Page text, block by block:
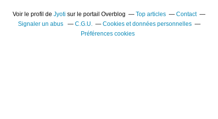
Voir le profil de Jyoti sur le portail Overblog Top articles
Contact
Signaler un abus
C.G.U.
Cookies et données personnelles
Préférences cookies